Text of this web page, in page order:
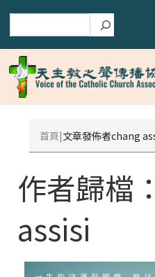
首頁 文章發佈者chang
作者歸檔：
assisi